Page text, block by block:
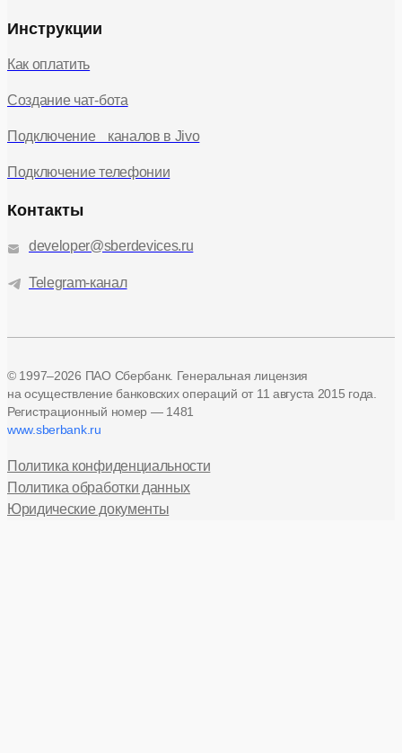
Инструкции
Как оплатить
Создание чат-бота
Подключение каналов в Jivo
Подключение телефонии
Контакты
developer@sberdevices.ru
Telegram-канал
© 1997–2026 ПАО Сбербанк. Генеральная лицензия
на осуществление банковских операций от 11 августа 2015 года.
Регистрационный номер — 1481
www.sberbank.ru
Политика конфиденциальности
Политика обработки данных
Юридические документы